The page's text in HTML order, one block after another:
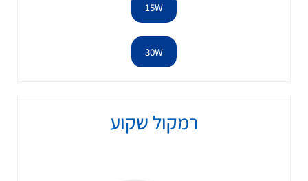
15W
30W
רמקול שקוע